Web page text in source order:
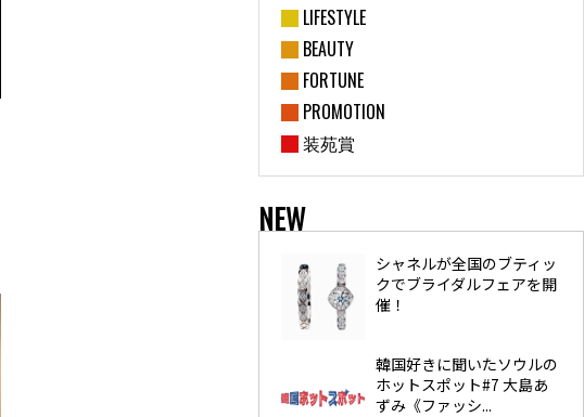
LIFESTYLE
BEAUTY
FORTUNE
PROMOTION
装苑賞
NEW
シャネルが全国のブティッ
クでブライダルフェアを開
催！
韓国好きに聞いたソウルの
ホットスポット#7 大島あ
ずみ《ファッシ...